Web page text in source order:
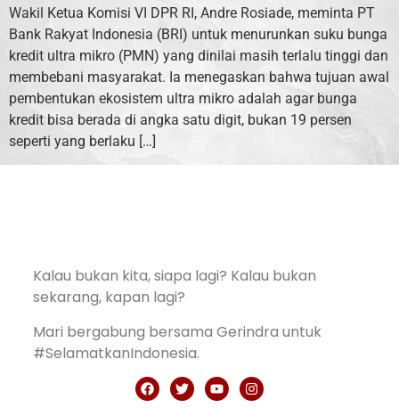
Wakil Ketua Komisi VI DPR RI, Andre Rosiade, meminta PT
Bank Rakyat Indonesia (BRI) untuk menurunkan suku bunga
kredit ultra mikro (PMN) yang dinilai masih terlalu tinggi dan
membebani masyarakat. Ia menegaskan bahwa tujuan awal
pembentukan ekosistem ultra mikro adalah agar bunga
kredit bisa berada di angka satu digit, bukan 19 persen
seperti yang berlaku […]
Kalau bukan kita, siapa lagi? Kalau bukan
sekarang, kapan lagi?
Mari bergabung bersama Gerindra untuk
#SelamatkanIndonesia.